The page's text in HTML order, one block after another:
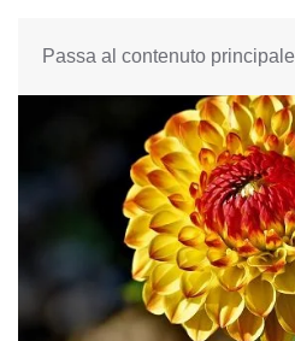
Passa al contenuto principale